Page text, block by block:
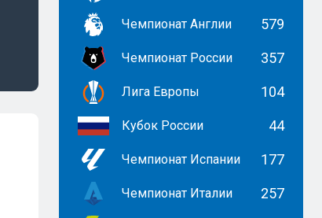
Чемпионат Англии 579
Чемпионат России 357
Лига Европы 104
Кубок России 44
Чемпионат Испании 177
Чемпионат Италии 257